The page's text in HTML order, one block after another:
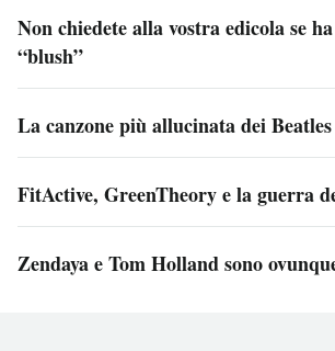
Non chiedete alla vostra edicola se
“blush”
La canzone più allucinata dei Beatles
FitActive, GreenTheory e la guerra
Zendaya e Tom Holland sono